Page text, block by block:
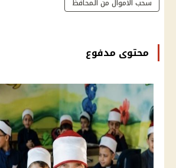
سحب الأموال من المحافظ
محتوى مدفوع